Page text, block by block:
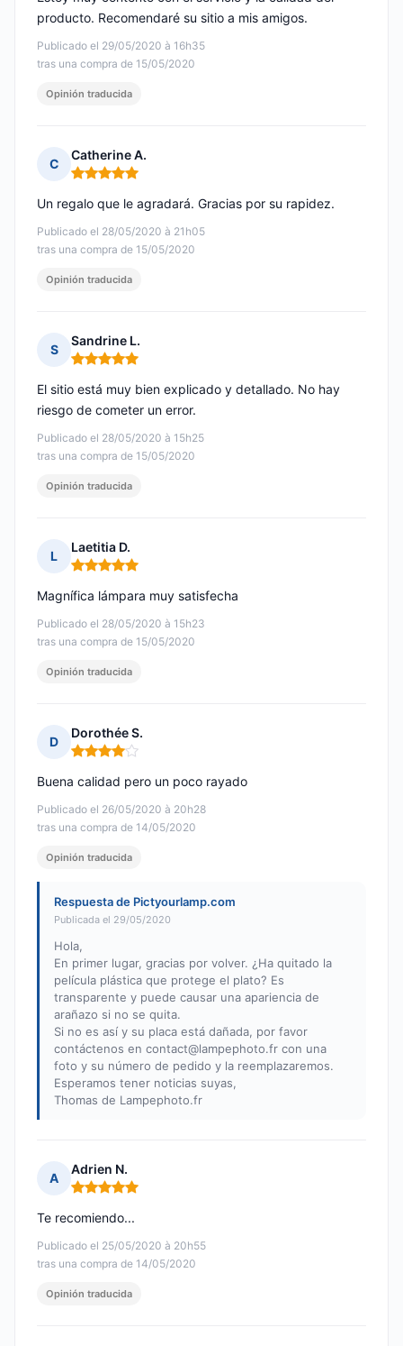
Publicado el 29/05/2020 à 16h35
tras una compra de 15/05/2020
producto. Recomendaré su sitio a mis amigos.
Opinión traducida
C
Catherine A.
Nota: 5 de 5
Publicado el 28/05/2020 à 21h05
tras una compra de 15/05/2020
Un regalo que le agradará. Gracias por su rapidez.
Opinión traducida
S
Sandrine L.
Nota: 5 de 5
Publicado el 28/05/2020 à 15h25
tras una compra de 15/05/2020
El sitio está muy bien explicado y detallado. No hay
riesgo de cometer un error.
Opinión traducida
L
Laetitia D.
Nota: 5 de 5
Publicado el 28/05/2020 à 15h23
tras una compra de 15/05/2020
Magnífica lámpara muy satisfecha
Opinión traducida
D
Dorothée S.
Nota: 4 de 5
Publicado el 26/05/2020 à 20h28
tras una compra de 14/05/2020
Buena calidad pero un poco rayado
Opinión traducida
Respuesta de Pictyourlamp.com
Publicada el 29/05/2020
Hola,
En primer lugar, gracias por volver. ¿Ha quitado la
película plástica que protege el plato? Es
transparente y puede causar una apariencia de
arañazo si no se quita.
Si no es así y su placa está dañada, por favor
contáctenos en contact@lampephoto.fr con una
foto y su número de pedido y la reemplazaremos.
Esperamos tener noticias suyas,
Thomas de Lampephoto.fr
A
Adrien N.
Nota: 5 de 5
Publicado el 25/05/2020 à 20h55
tras una compra de 14/05/2020
Te recomiendo...
Opinión traducida